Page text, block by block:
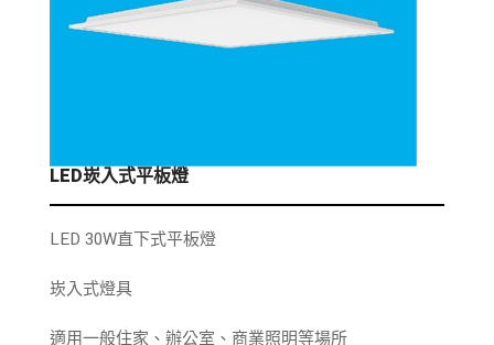
LED崁入式平板燈
LED 30W直下式平板燈
崁入式燈具
適用一般住家、辦公室、商業照明等場所